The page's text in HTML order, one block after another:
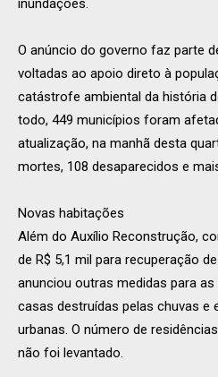
inundações.
O anúncio do governo faz parte
voltadas ao apoio direto à
catástrofe ambiental da história
todo, 449 municípios foram
atualização, na manhã desta
mortes, 108 desaparecidos e
Novas habitações
Além do Auxílio Reconstrução,
de R$ 5,1 mil para recuperação
anunciou outras medidas para
casas destruídas pelas chuvas e
urbanas. O número de
não foi levantado.